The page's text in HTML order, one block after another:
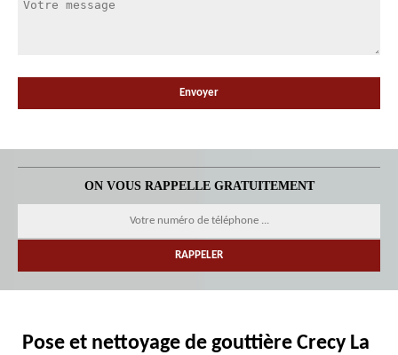
ON VOUS RAPPELLE GRATUITEMENT
Pose et nettoyage de gouttière Crecy La